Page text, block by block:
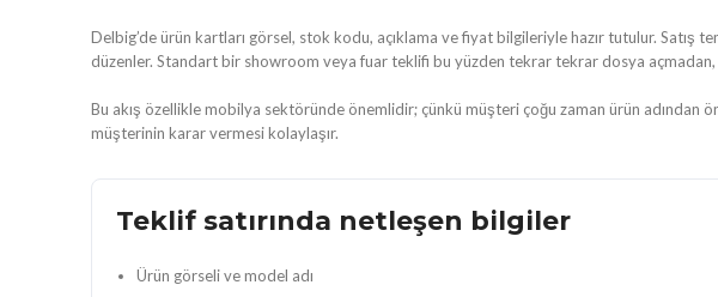
Delbig’de ürün kartları görsel, stok kodu, açıklama ve fiyat bilgileriyle hazır tutulur. Satış
düzenler. Standart bir showroom veya fuar teklifi bu yüzden tekrar tekrar dosya açmadan,
Bu akış özellikle mobilya sektöründe önemlidir; çünkü müşteri çoğu zaman ürün
müşterinin karar vermesi kolaylaşır.
Teklif satırında netleşen bilgiler
Ürün görseli ve model adı